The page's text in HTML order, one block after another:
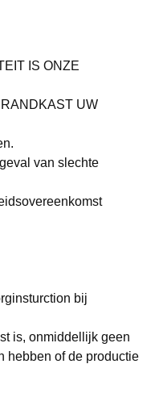
IS ONZE
UW
van slechte
bij
is, onmiddellijk geen
hebben of de productie